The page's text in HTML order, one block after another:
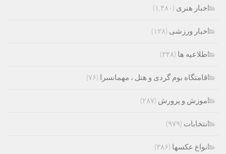
اخبار هنری (۱,۴۸۰)
اخبار ورزشی (۱۲۸)
اطلاعیه ها (۳۴۸)
اقامتگاه بوم گردی و هتل ، مهمانسرا (۷۶)
اموزش و پرورش (۲۸۷)
انتخابات (۹۷۹)
انواع عکسها (۳۸۶)